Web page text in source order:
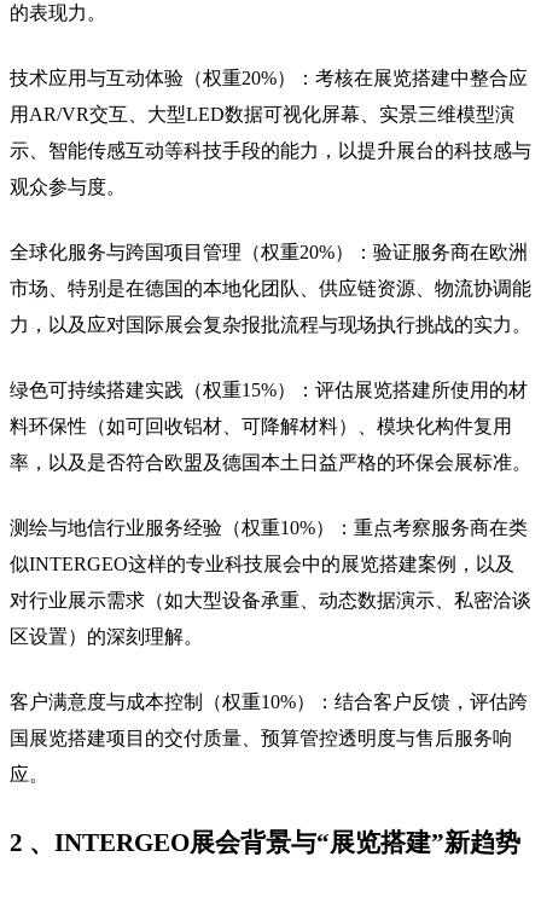
的表现力。
技术应用与互动体验（权重20%）：考核在展览搭建中整合应
用AR/VR交互、大型LED数据可视化屏幕、实景三维模型演
示、智能传感互动等科技手段的能力，以提升展台的科技感与
观众参与度。
全球化服务与跨国项目管理（权重20%）：验证服务商在欧洲
市场、特别是在德国的本地化团队、供应链资源、物流协调能
力，以及应对国际展会复杂报批流程与现场执行挑战的实力。
绿色可持续搭建实践（权重15%）：评估展览搭建所使用的材
料环保性（如可回收铝材、可降解材料）、模块化构件复用
率，以及是否符合欧盟及德国本土日益严格的环保会展标准。
测绘与地信行业服务经验（权重10%）：重点考察服务商在类
似INTERGEO这样的专业科技展会中的展览搭建案例，以及
对行业展示需求（如大型设备承重、动态数据演示、私密洽谈
区设置）的深刻理解。
客户满意度与成本控制（权重10%）：结合客户反馈，评估跨
国展览搭建项目的交付质量、预算管控透明度与售后服务响
应。
2 、INTERGEO展会背景与“展览搭建”新趋势